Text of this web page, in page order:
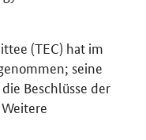
(TEC) hat im
seine
Beschlüsse der